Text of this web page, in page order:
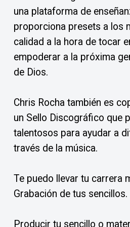
una plataforma de
proporciona presets a los
calidad a la hora de tocar
empoderar a la próxima
de Dios.
Chris Rocha también es
un Sello Discográfico que
talentosos para ayudar a
través de la música.
Te puedo llevar tu carrera
Grabación de tus sencillos.
Producir tu sencillo o